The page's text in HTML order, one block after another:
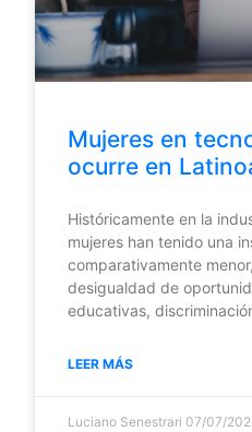
Mujeres en
ocurre en
Históricamente en la
mujeres han tenido una
comparativamente
desigualdad de
educativas,
LEER MÁS
Luciano Senestrari 07/07/